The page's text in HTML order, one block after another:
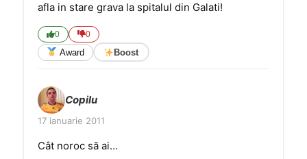
afla in stare grava la spitalul din Galati!
0 0
Award Boost
Copilu
17 ianuarie 2011
Cât noroc să ai…